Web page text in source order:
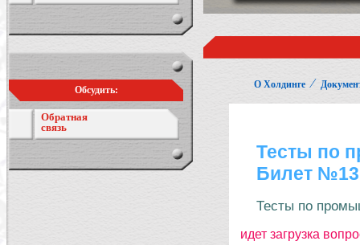
Обсудить:
Обратная
связь
О Холдинге ⁄